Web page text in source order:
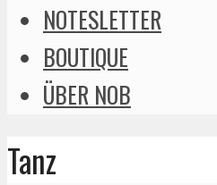
NOTESLETTER
BOUTIQUE
ÜBER NOB
Tanz